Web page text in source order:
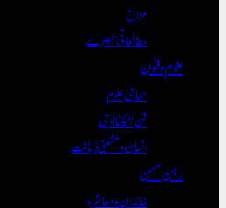
مزاح
مطالعاتی تبصرے
علوم و فنون
سماجی علوم
فن/ٹیکنالوجی
انسان و مشینی ذہانت
رہن سہن
خاندان و معاشرہ